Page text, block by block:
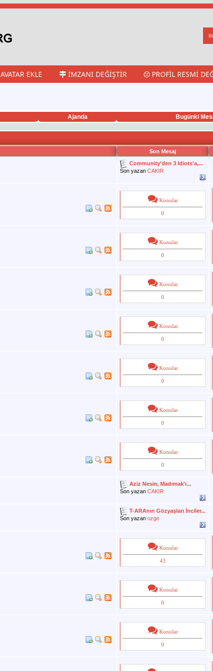
AVATAR EKLE İMZANI DEĞIŞTIR PROFIL RESMI
Ajanda Bugünki
Son Mesaj
Community'den 3 Idiots'a,...
Son yazan CAKIR
Konular
0
Konular
0
Konular
0
Konular
0
Konular
0
Konular
0
Konular
0
Aziz Nesin, Madımak'ı...
Son yazan CAKIR
T-ARAnın Gözyaşları İnciler...
Son yazan ozge
Konular
43
Konular
0
Konular
0